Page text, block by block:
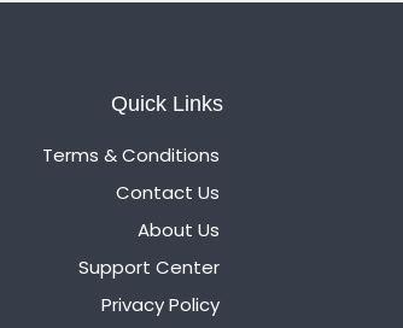
Quick Links
Terms & Conditions
Contact Us
About Us
Support Center
Privacy Policy